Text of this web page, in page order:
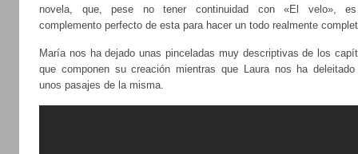
novela, que, pese no tener continuidad con «El velo»,
complemento perfecto de esta para hacer un todo realmente
María nos ha dejado unas pinceladas muy descriptivas de los
que componen su creación mientras que Laura nos ha
unos pasajes de la misma.